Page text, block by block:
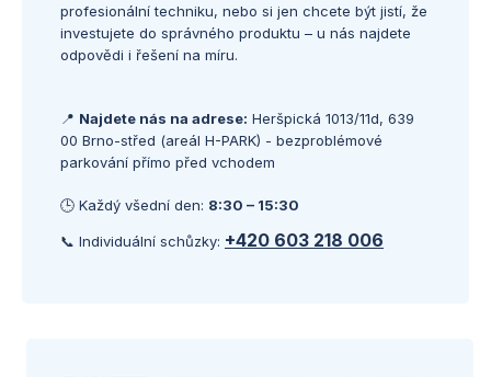
profesionální techniku, nebo si jen chcete být jistí, že
investujete do správného produktu – u nás najdete
odpovědi i řešení na míru.
📍 Najdete nás na adrese: Heršpická 1013/11d, 639
00 Brno-střed (areál H-PARK) - bezproblémové
parkování přímo před vchodem
🕒 Každý všední den: 8:30 – 15:30
📞 Individuální schůzky: +420 603 218 006